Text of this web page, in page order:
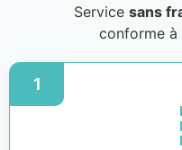
Servicesans
conforme à
1